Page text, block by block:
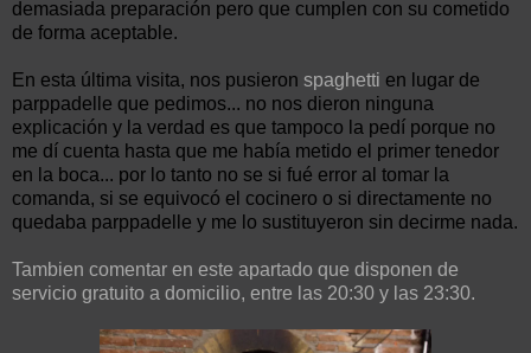
demasiada preparación pero que cumplen con su cometido
de forma aceptable.
En esta última visita, nos pusieron spaghetti en lugar de
parppadelle que pedimos... no nos dieron ninguna
explicación y la verdad es que tampoco la pedí porque no
me dí cuenta hasta que me había metido el primer tenedor
en la boca... por lo tanto no se si fué error al tomar la
comanda, si se equivocó el cocinero o si directamente no
quedaba parppadelle y me lo sustituyeron sin decirme nada.
Tambien comentar en este apartado que disponen de
servicio gratuito a domicilio, entre las 20:30 y las 23:30.